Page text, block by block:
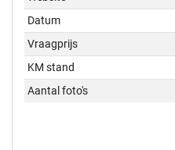
Datum
Vraagprijs
KM stand
Aantal foto's